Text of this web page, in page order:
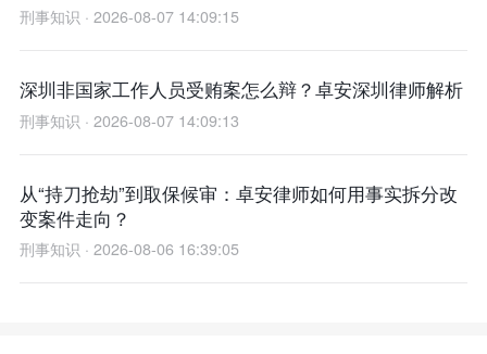
刑事知识 · 2026-08-07 14:09:15
深圳非国家工作人员受贿案怎么辩？卓安深圳律师解析
刑事知识 · 2026-08-07 14:09:13
从“持刀抢劫”到取保候审：卓安律师如何用事实拆分改
变案件走向？
刑事知识 · 2026-08-06 16:39:05